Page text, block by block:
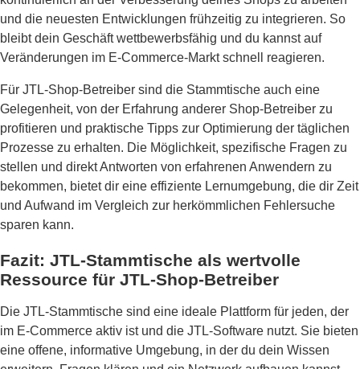
und die neuesten Entwicklungen frühzeitig zu integrieren. So
bleibt dein Geschäft wettbewerbsfähig und du kannst auf
Veränderungen im E-Commerce-Markt schnell reagieren.
Für JTL-Shop-Betreiber sind die Stammtische auch eine
Gelegenheit, von der Erfahrung anderer Shop-Betreiber zu
profitieren und praktische Tipps zur Optimierung der täglichen
Prozesse zu erhalten. Die Möglichkeit, spezifische Fragen zu
stellen und direkt Antworten von erfahrenen Anwendern zu
bekommen, bietet dir eine effiziente Lernumgebung, die dir Zeit
und Aufwand im Vergleich zur herkömmlichen Fehlersuche
sparen kann.
Fazit: JTL-Stammtische als wertvolle
Ressource für JTL-Shop-Betreiber
Die JTL-Stammtische sind eine ideale Plattform für jeden, der
im E-Commerce aktiv ist und die JTL-Software nutzt. Sie bieten
eine offene, informative Umgebung, in der du dein Wissen